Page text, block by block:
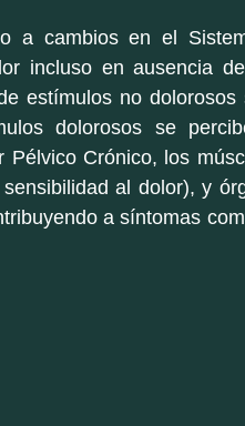
a cambios en el
incluso en ausencia
estímulos no
dolorosos se
Crónico, los
al dolor), y
a síntomas